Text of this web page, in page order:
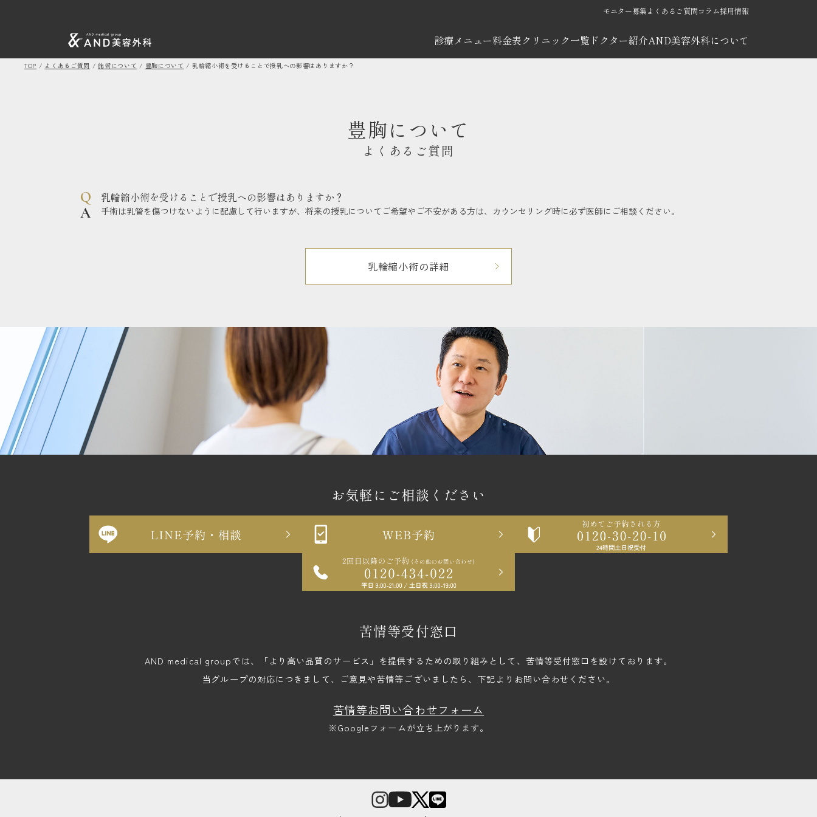
モニター募集よくあるご質問コラム採用情報
診療メニュー料金表クリニック一覧 ドクター紹介AND美容外科について
TOP / よくあるご質問 /施術について / 豊胸について / 乳輪縮小術を受けることで授乳への影響はありますか？
豊胸について
よくあるご質問
乳輪縮小術を受けることで授乳への影響はありますか？
手術は乳管を傷つけないように配慮して行いますが、将来の授乳についてご希望やご不安がある方は、カウンセリング時に必ず医師にご相談ください。
乳輪縮小術の詳細
お気軽にご相談ください
苦情等受付窓口
AND medical groupでは、「より高い品質のサービス」を提供するための取り組みとして、苦情等受付窓口を設けております。
当グループの対応につきまして、ご意見や苦情等ございましたら、下記よりお問い合わせください。
苦情等お問い合わせフォーム
※Googleフォームが立ち上がります。